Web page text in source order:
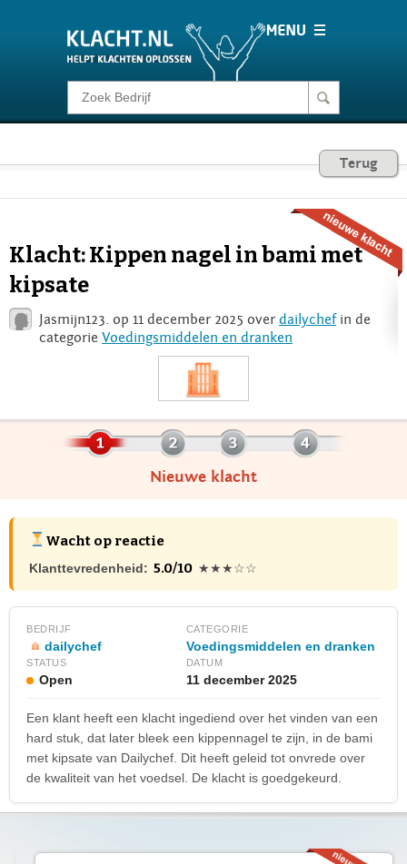
Klacht melden
Consumentenrecht
Login
Terug
Klacht: Kippen nagel in bami met
kipsate
Jasmijn123. op 11 december 2025 overdailychefin de
categorie Voedingsmiddelen en dranken
Nieuwe klacht
Wacht op reactie
Klanttevredenheid: 5.0/10 ★★★☆☆
BEDRIJF
dailychef
CATEGORIE
Voedingsmiddelen en dranken
STATUS
Open
DATUM
11 december 2025
Een klant heeft een klacht ingediend over het vinden van een
hard stuk, dat later bleek een kippennagel te zijn, in de bami
met kipsate van Dailychef. Dit heeft geleid tot onvrede over
de kwaliteit van het voedsel. De klacht is goedgekeurd.